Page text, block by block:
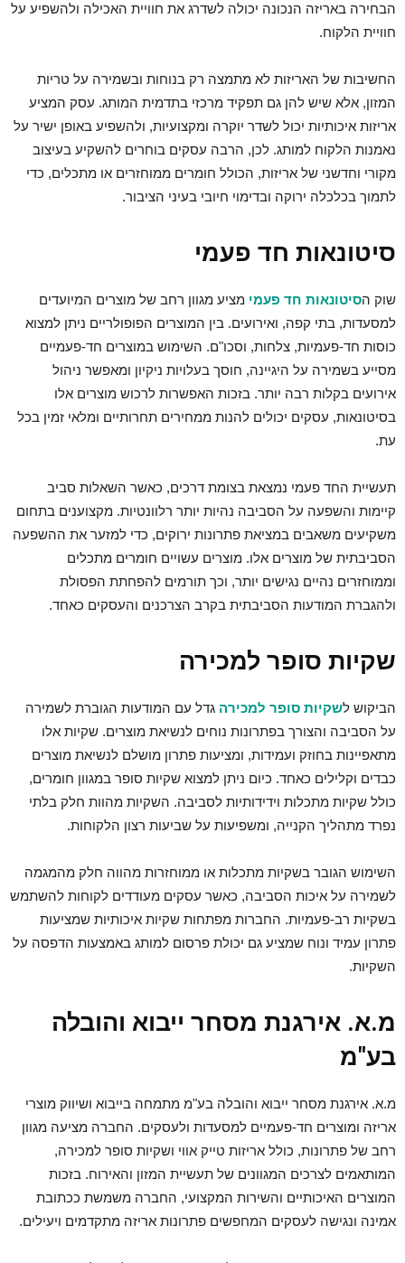
הבחירה באריזה הנכונה יכולה לשדרג את חוויית האכילה ולהשפיע על
חוויית הלקוח.
החשיבות של האריזות לא מתמצה רק בנוחות ובשמירה על טריות
המזון, אלא שיש להן גם תפקיד מרכזי בתדמית המותג. עסק המציע
אריזות איכותיות יכול לשדר יוקרה ומקצועיות, ולהשפיע באופן ישיר על
נאמנות הלקוח למותג. לכן, הרבה עסקים בוחרים להשקיע בעיצוב
מקורי וחדשני של אריזות, הכולל חומרים ממוחזרים או מתכלים, כדי
לתמוך בכלכלה ירוקה ובדימוי חיובי בעיני הציבור.
סיטונאות חד פעמי
שוק הסיטונאות חד פעמי מציע מגוון רחב של מוצרים המיועדים
למסעדות, בתי קפה, ואירועים. בין המוצרים הפופולריים ניתן למצוא
כוסות חד-פעמיות, צלחות, וסכו"ם. השימוש במוצרים חד-פעמיים
מסייע בשמירה על היגיינה, חוסך בעלויות ניקיון ומאפשר ניהול
אירועים בקלות רבה יותר. בזכות האפשרות לרכוש מוצרים אלו
בסיטונאות, עסקים יכולים להנות ממחירים תחרותיים ומלאי זמין בכל
עת.
תעשיית החד פעמי נמצאת בצומת דרכים, כאשר השאלות סביב
קיימות והשפעה על הסביבה נהיות יותר רלוונטיות. מקצוענים בתחום
משקיעים משאבים במציאת פתרונות ירוקים, כדי למזער את ההשפעה
הסביבתית של מוצרים אלו. מוצרים עשויים חומרים מתכלים
וממוחזרים נהיים נגישים יותר, וכך תורמים להפחתת הפסולת
ולהגברת המודעות הסביבתית בקרב הצרכנים והעסקים כאחד.
שקיות סופר למכירה
הביקוש לשקיות סופר למכירה גדל עם המודעות הגוברת לשמירה
על הסביבה והצורך בפתרונות נוחים לנשיאת מוצרים. שקיות אלו
מתאפיינות בחוזק ועמידות, ומציעות פתרון מושלם לנשיאת מוצרים
כבדים וקלילים כאחד. כיום ניתן למצוא שקיות סופר במגוון חומרים,
כולל שקיות מתכלות וידידותיות לסביבה. השקיות מהוות חלק בלתי
נפרד מתהליך הקנייה, ומשפיעות על שביעות רצון הלקוחות.
השימוש הגובר בשקיות מתכלות או ממוחזרות מהווה חלק מהמגמה
לשמירה על איכות הסביבה, כאשר עסקים מעודדים לקוחות להשתמש
בשקיות רב-פעמיות. החברות מפתחות שקיות איכותיות שמציעות
פתרון עמיד ונוח שמציע גם יכולת פרסום למותג באמצעות הדפסה על
השקיות.
מ.א. אירגנת מסחר ייבוא והובלה
בע"מ
מ.א. אירגנת מסחר ייבוא והובלה בע"מ מתמחה בייבוא ושיווק מוצרי
אריזה ומוצרים חד-פעמיים למסעדות ולעסקים. החברה מציעה מגוון
רחב של פתרונות, כולל אריזות טייק אווי ושקיות סופר למכירה,
המותאמים לצרכים המגוונים של תעשיית המזון והאירוח. בזכות
המוצרים האיכותיים והשירות המקצועי, החברה משמשת ככתובת
אמינה ונגישה לעסקים המחפשים פתרונות אריזה מתקדמים ויעילים.